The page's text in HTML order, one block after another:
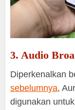
3. Audio
Diperkenalkan
sebelumnya,
digunakan